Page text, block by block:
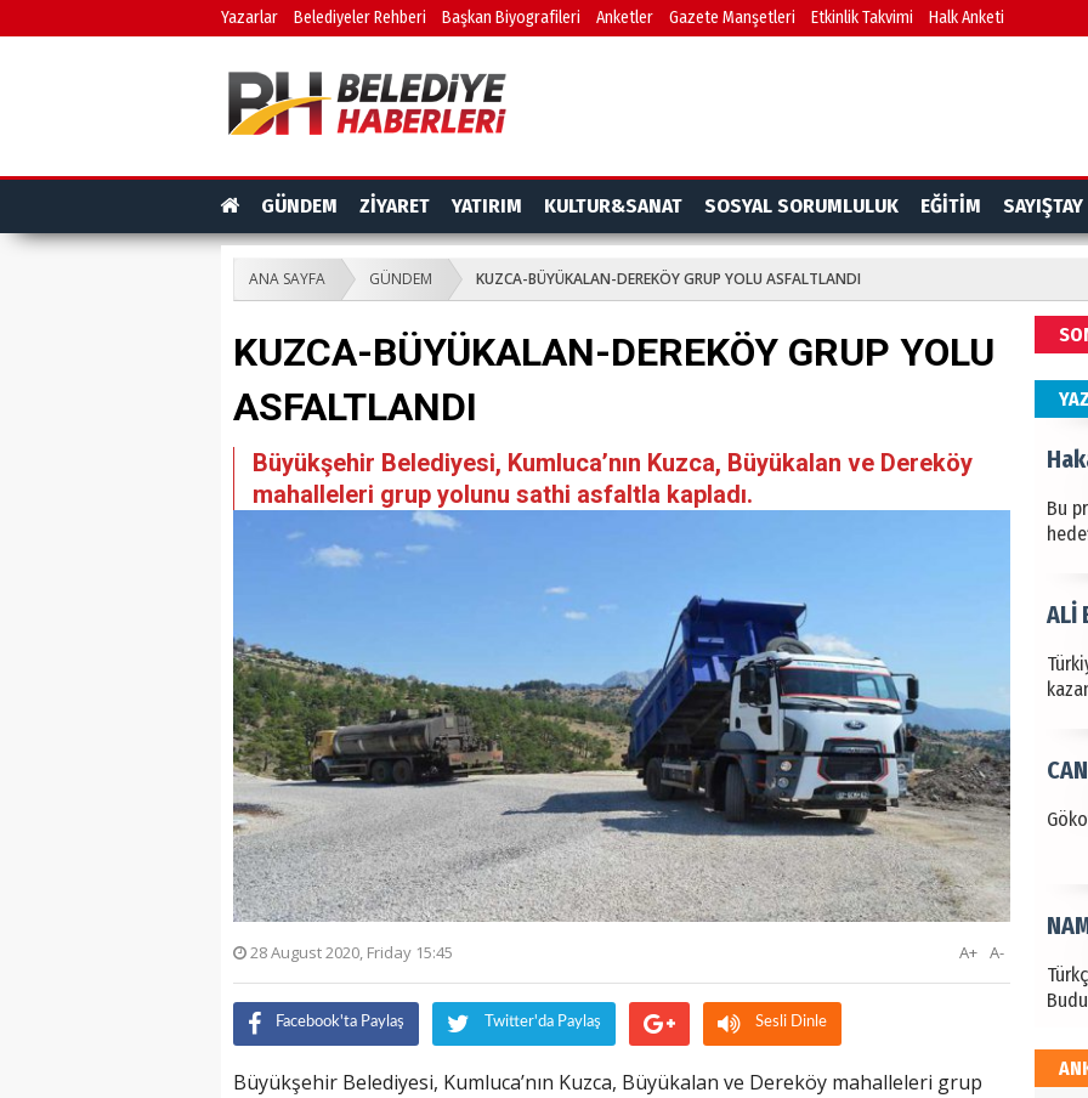
Yazarlar Belediyeler Rehberi Başkan Biyografileri Anketler Gazete Manşetleri Etkinlik Takvimi Halk Anketi
GÜNDEM ZİYARET YATIRIM KULTUR&SANAT SOSYAL SORUMLULUK EĞİTİM SAYIŞTAY
ANA SAYFA GÜNDEM KUZCA-BÜYÜKALAN-DEREKÖY GRUP YOLU ASFALTLANDI
KUZCA-BÜYÜKALAN-DEREKÖY GRUP YOLU
ASFALTLANDI
Büyükşehir Belediyesi, Kumluca’nın Kuzca, Büyükalan ve Dereköy
mahalleleri grup yolunu sathi asfaltla kapladı.
28 August 2020, Friday 15:45 A-
A+
Facebook'ta Paylaş Twitter'da Paylaş Sesli Dinle
Büyükşehir Belediyesi, Kumluca’nın Kuzca, Büyükalan ve Dereköy mahalleleri grup
Bu
ALİ